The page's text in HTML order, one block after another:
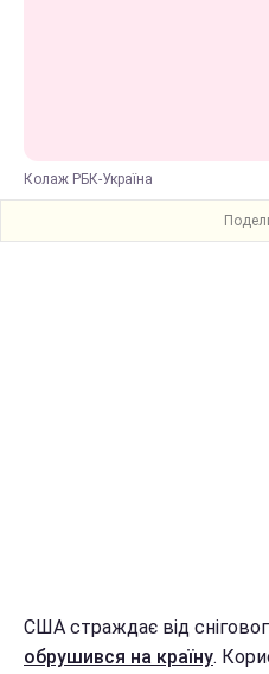
Колаж РБК-Україна
США страждає від
обрушився на країну.